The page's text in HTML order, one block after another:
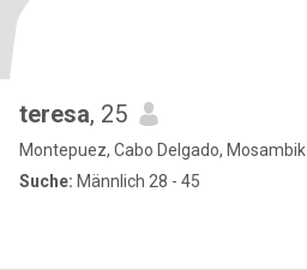
teresa, 25
Montepuez, Cabo Delgado, Mosambik
Suche: Männlich 28 - 45